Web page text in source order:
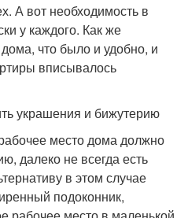
А вот необходимость в
у каждого. Как же
что было и удобно, и
вписывалось
украшения и бижутерию
место дома должно
далеко не всегда есть
в этом случае
подоконник,